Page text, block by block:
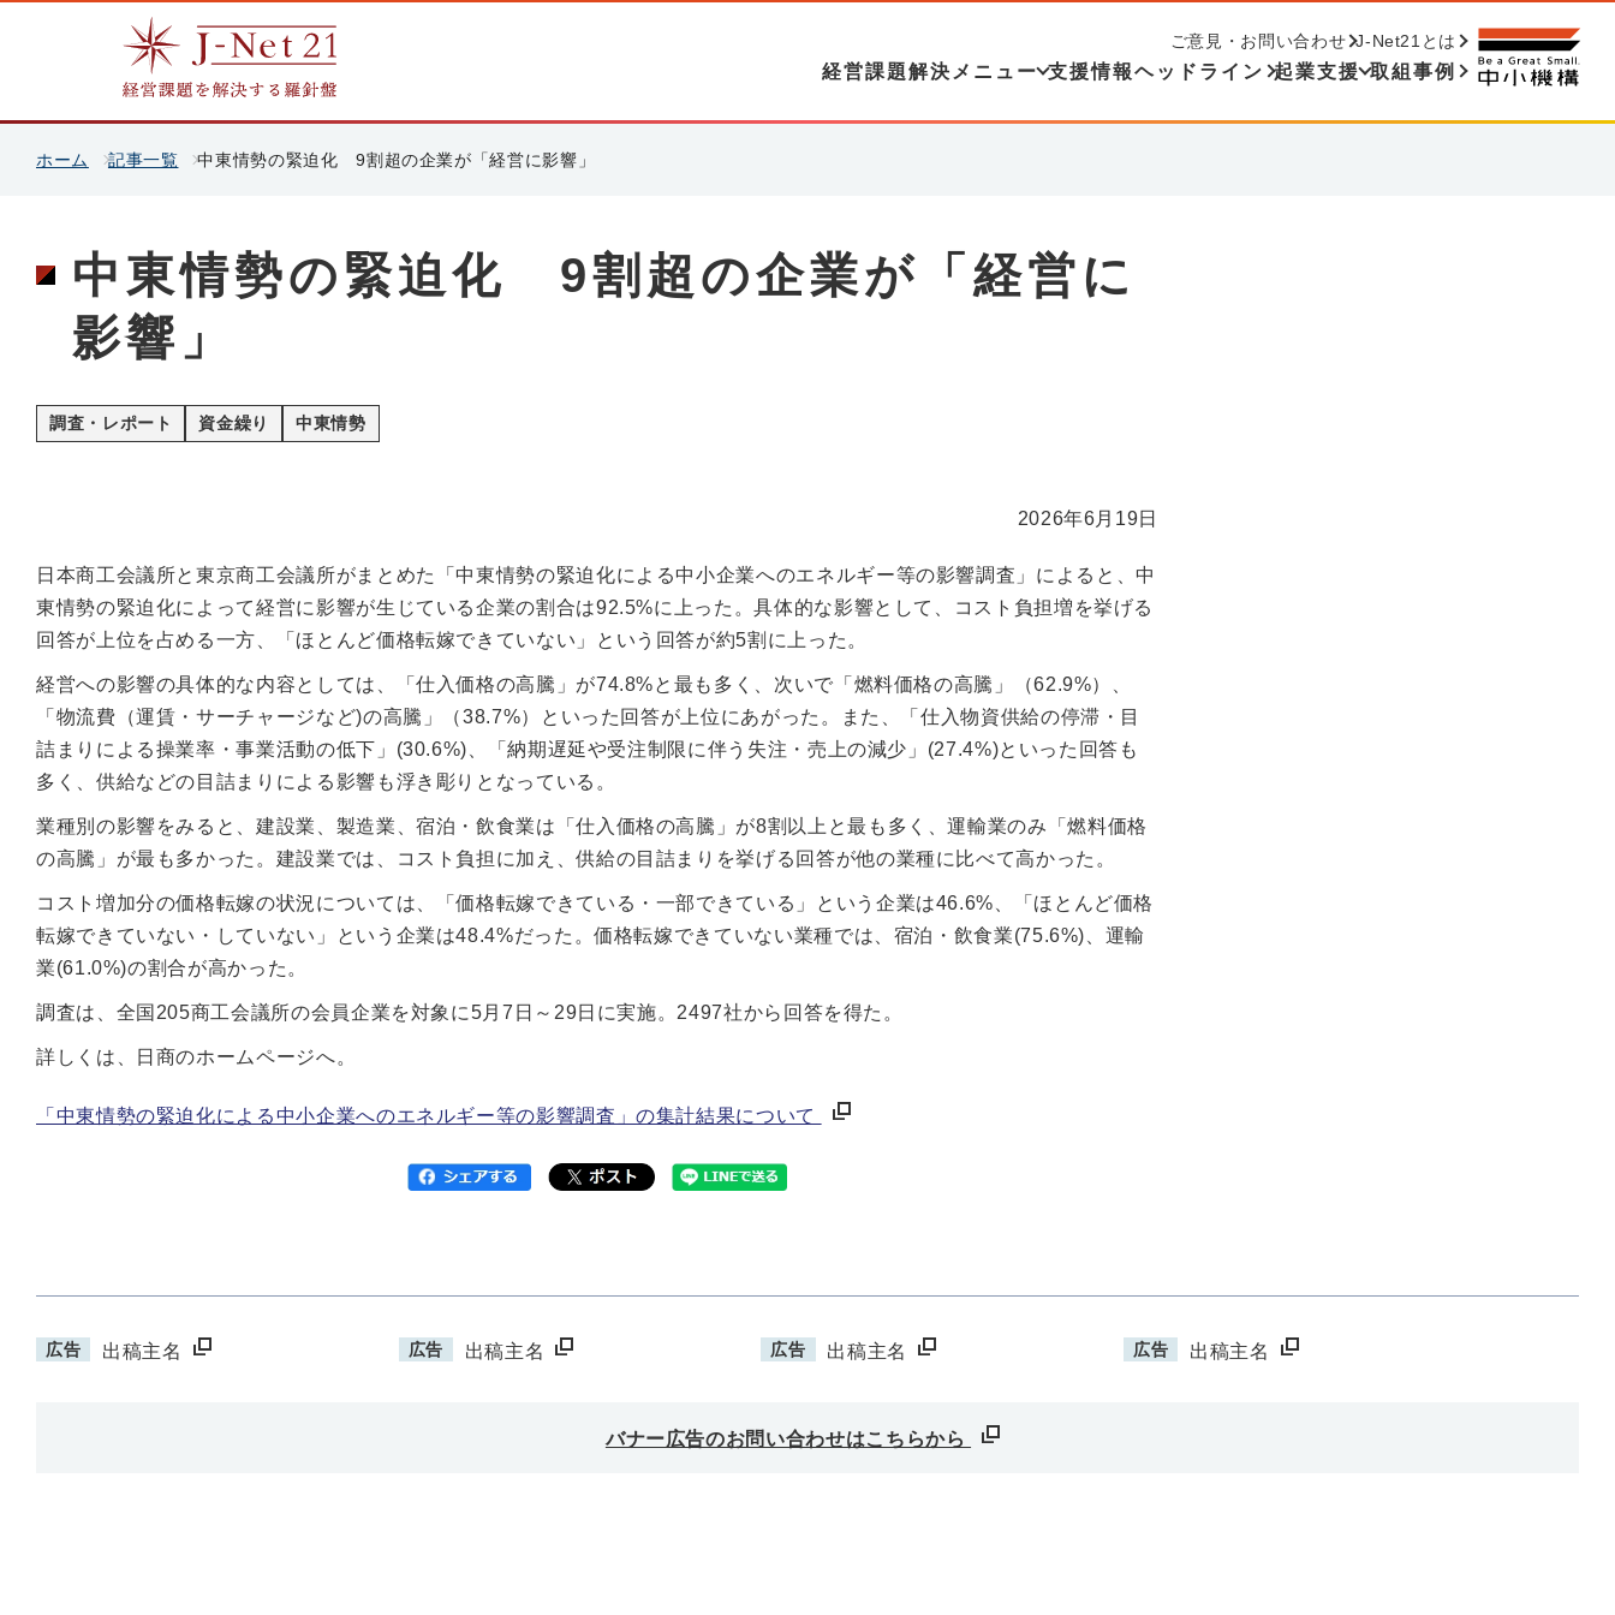
経営課題解決メニュー 支援情報ヘッドライン 起業支援 取組事例
ご意見・お問い合わせ J-Net21とは
ホーム 記事一覧 中東情勢の緊迫化 9割超の企業が「経営に影響」
中東情勢の緊迫化 9割超の企業が「経営に
影響」
調査・レポート 資金繰り 中東情勢
2026年6月19日
日本商工会議所と東京商工会議所がまとめた「中東情勢の緊迫化による中小企業へのエネルギー等の影響調査」によると、中
東情勢の緊迫化によって経営に影響が生じている企業の割合は92.5%に上った。具体的な影響として、コスト負担増を挙げる
回答が上位を占める一方、「ほとんど価格転嫁できていない」という回答が約5割に上った。
経営への影響の具体的な内容としては、「仕入価格の高騰」が74.8%と最も多く、次いで「燃料価格の高騰」（62.9%）、
「物流費（運賃・サーチャージなど)の高騰」（38.7%）といった回答が上位にあがった。また、「仕入物資供給の停滞・目
詰まりによる操業率・事業活動の低下」(30.6%)、「納期遅延や受注制限に伴う失注・売上の減少」(27.4%)といった回答も
多く、供給などの目詰まりによる影響も浮き彫りとなっている。
業種別の影響をみると、建設業、製造業、宿泊・飲食業は「仕入価格の高騰」が8割以上と最も多く、運輸業のみ「燃料価格
の高騰」が最も多かった。建設業では、コスト負担に加え、供給の目詰まりを挙げる回答が他の業種に比べて高かった。
コスト増加分の価格転嫁の状況については、「価格転嫁できている・一部できている」という企業は46.6%、「ほとんど価格
転嫁できていない・していない」という企業は48.4%だった。価格転嫁できていない業種では、宿泊・飲食業(75.6%)、運輸
業(61.0%)の割合が高かった。
調査は、全国205商工会議所の会員企業を対象に5月7日～29日に実施。2497社から回答を得た。
詳しくは、日商のホームページへ。
「中東情勢の緊迫化による中小企業へのエネルギー等の影響調査」の集計結果について
広告 出稿主名 広告 出稿主名 広告 出稿主名 広告 出稿主名
バナー広告のお問い合わせはこちらから